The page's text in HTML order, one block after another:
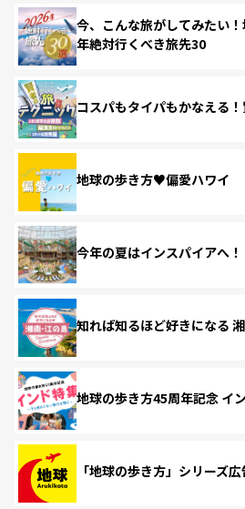
今、こんな旅がしてみたい
年絶対行くべき旅先30
コスパもタイパもかなえる
地球の歩き方♥偏愛ハワイ
今年の夏はインスパイアへ！
知れば知るほど好きになる
地球の歩き方45周年記念 イ
「地球の歩き方」シリーズ